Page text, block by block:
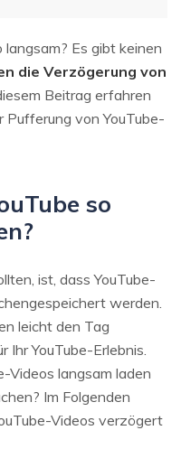
Es gibt keinen
die Verzögerung von
Beitrag erfahren
Pufferung von YouTube-
so
ist, dass YouTube-
werden.
leicht den Tag
Ihr YouTube-Erlebnis.
Videos langsam laden
Im Folgenden
Videos verzögert